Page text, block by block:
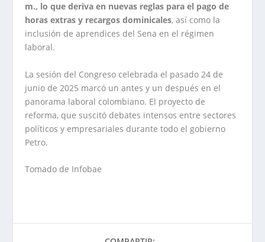
m., lo que deriva en nuevas reglas para el pago de
horas extras y recargos dominicales, así como la
inclusión de aprendices del Sena en el régimen
laboral.
La sesión del Congreso celebrada el pasado 24 de
junio de 2025 marcó un antes y un después en el
panorama laboral colombiano. El proyecto de
reforma, que suscitó debates intensos entre sectores
políticos y empresariales durante todo el gobierno
Petro.
Tomado de Infobae